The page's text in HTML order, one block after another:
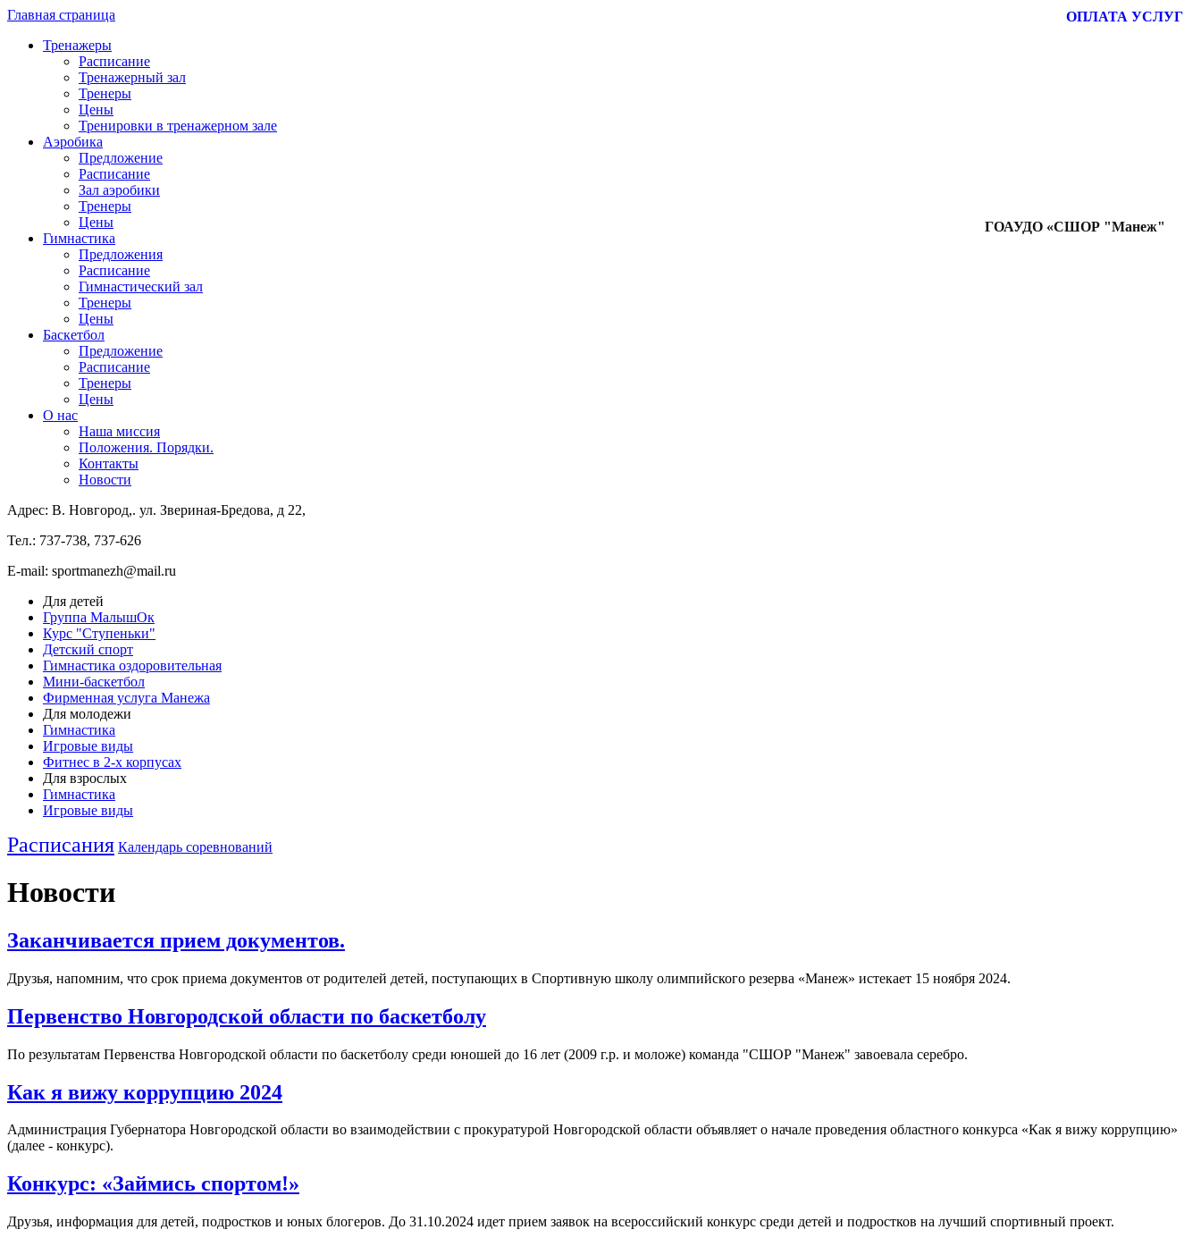
Главная страница
Тренажеры
Расписание
Тренажерный зал
Тренеры
Цены
Тренировки в тренажерном зале
Аэробика
Предложение
Расписание
Зал аэробики
Тренеры
Цены
Гимнастика
Предложения
Расписание
Гимнастический зал
Тренеры
Цены
Баскетбол
Предложение
Расписание
Тренеры
Цены
О нас
Наша миссия
Положения. Порядки.
Контакты
Новости
Адрес: В. Новгород,. ул. Звериная-Бредова, д 22,
Тел.: 737-738, 737-626
E-mail: sportmanezh@mail.ru
ГОАУДО «СШОР "Манеж"
ОПЛАТА УСЛУГ
Для детей
Группа МалышОк
Курс "Ступеньки"
Детский спорт
Гимнастика оздоровительная
Мини-баскетбол
Фирменная услуга Манежа
Для молодежи
Гимнастика
Игровые виды
Фитнес в 2-х корпусах
Для взрослых
Гимнастика
Игровые виды
Расписания Календарь соревнований
Новости
Заканчивается прием документов.
Друзья, напомним, что срок приема документов от родителей детей, поступающих в Спортивную школу олимпийского резерва «Манеж» истекает 15 ноября 2024.
Первенство Новгородской области по баскетболу
По результатам Первенства Новгородской области по баскетболу среди юношей до 16 лет (2009 г.р. и моложе) команда "СШОР "Манеж" завоевала серебро.
Как я вижу коррупцию 2024
Администрация Губернатора Новгородской области во взаимодействии с прокуратурой Новгородской области объявляет о начале проведения областного конкурса «Как я вижу коррупцию»
(далее - конкурс).
Конкурс: «Займись спортом!»
Друзья, информация для детей, подростков и юных блогеров. До 31.10.2024 идет прием заявок на всероссийский конкурс среди детей и подростков на лучший спортивный проект.